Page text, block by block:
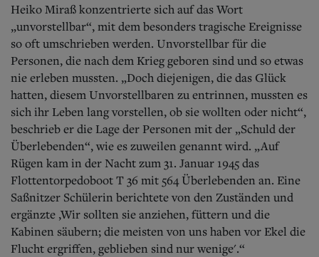
Heiko Miraß konzentrierte sich auf das Wort
„unvorstellbar“, mit dem besonders tragische Ereignisse
so oft umschrieben werden. Unvorstellbar für die
Personen, die nach dem Krieg geboren sind und so etwas
nie erleben mussten. „Doch diejenigen, die das Glück
hatten, diesem Unvorstellbaren zu entrinnen, mussten es
sich ihr Leben lang vorstellen, ob sie wollten oder nicht“,
beschrieb er die Lage der Personen mit der „Schuld der
Überlebenden“, wie es zuweilen genannt wird. „Auf
Rügen kam in der Nacht zum 31. Januar 1945 das
Flottentorpedoboot T 36 mit 564 Überlebenden an. Eine
Saßnitzer Schülerin berichtete von den Zuständen und
ergänzte ,Wir sollten sie anziehen, füttern und die
Kabinen säubern; die meisten von uns haben vor Ekel die
Flucht ergriffen, geblieben sind nur wenige'.“